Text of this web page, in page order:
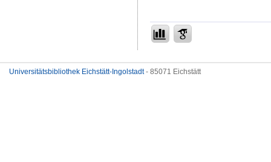
Universitätsbibliothek Eichstätt-Ingolstadt- 85071 Eichstätt